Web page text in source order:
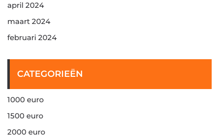
april 2024
maart 2024
februari 2024
CATEGORIEËN
1000 euro
1500 euro
2000 euro